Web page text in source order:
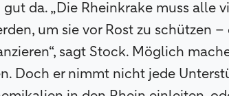
da. „Die Rheinkrake muss alle
um sie vor Rost zu schützen
sagt Stock. Möglich
Doch er nimmt nicht jede